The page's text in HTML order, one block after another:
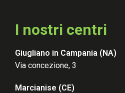
I nostri centri
Giugliano in Campania (NA)
Via concezione, 3
Marcianise (CE)